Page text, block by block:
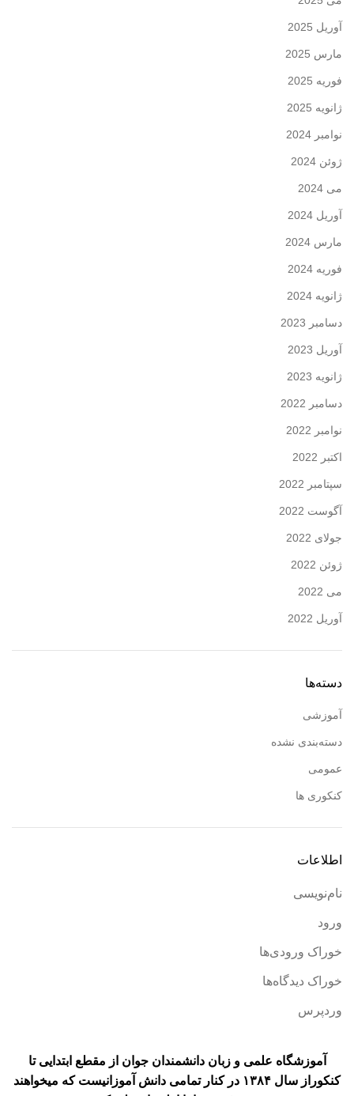
آوریل 2025
مارس 2025
فوریه 2025
ژانویه 2025
نوامبر 2024
ژوئن 2024
می 2024
آوریل 2024
مارس 2024
فوریه 2024
ژانویه 2024
دسامبر 2023
آوریل 2023
ژانویه 2023
دسامبر 2022
نوامبر 2022
اکتبر 2022
سپتامبر 2022
آگوست 2022
جولای 2022
ژوئن 2022
می 2022
آوریل 2022
دسته‌ها
آموزشی
دسته‌بندی نشده
عمومی
کنکوری ها
اطلاعات
نام‌نویسی
ورود
خوراک ورودی‌ها
خوراک دیدگاه‌ها
وردپرس
آموزشگاه علمی و زبان دانشمندان جوان از مقطع ابتدایی تا
کنکوراز سال ۱۳۸۴ در کنار تمامی دانش آموزانیست که میخواهند